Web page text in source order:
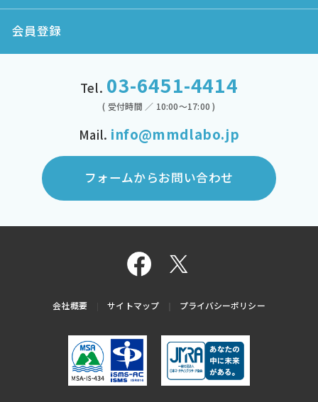
会員登録
Tel. 03-6451-4414
( 受付時間 ／ 10:00～17:00 )
Mail. info@mmdlabo.jp
フォームからお問い合わせ
会社概要 サイトマップ プライバシーポリシー